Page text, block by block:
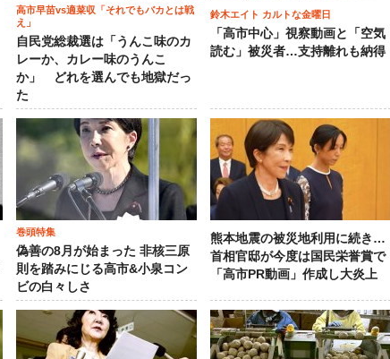
高市早苗vs適菜収「それでもバカとは戦
え」
自民党総裁選は「うんこ味のカ
レーか、カレー味のうんこ
か」 どれを選んでも地獄だっ
た
鈴木エイト カルトな金曜日
「高市中心」視察動画と「空気
読む」被災者…支持離れも納得
巻頭特集
偽善の8月が始まった 非核三原
則を踏みにじる高市&小泉コン
ビの白々しさ
熊本地震の被災地利用に続き…
首相官邸が今度は国民栄誉賞で
「高市PR動画」作成し大炎上